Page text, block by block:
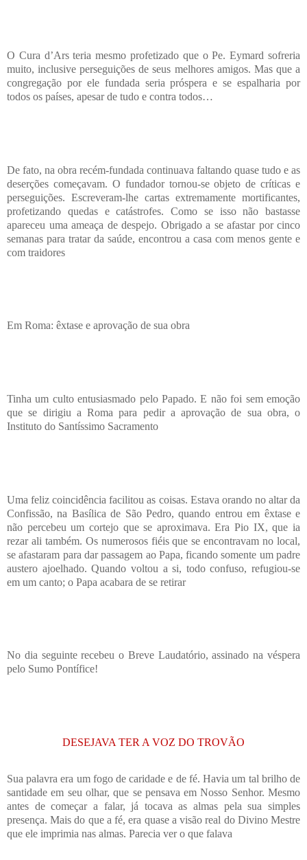
O Cura d’Ars teria mesmo profetizado que o Pe. Eymard sofreria
muito, inclusive perseguições de seus melhores amigos. Mas que a
congregação por ele fundada seria próspera e se espalharia por
todos os países, apesar de tudo e contra todos…
De fato, na obra recém-fundada continuava faltando quase tudo e as
deserções começavam. O fundador tornou-se objeto de críticas e
perseguições. Escreveram-lhe cartas extremamente mortificantes,
profetizando quedas e catástrofes. Como se isso não bastasse
apareceu uma ameaça de despejo. Obrigado a se afastar por cinco
semanas para tratar da saúde, encontrou a casa com menos gente e
com traidores
Em Roma: êxtase e aprovação de sua obra
Tinha um culto entusiasmado pelo Papado. E não foi sem emoção
que se dirigiu a Roma para pedir a aprovação de sua obra, o
Instituto do Santíssimo Sacramento
Uma feliz coincidência facilitou as coisas. Estava orando no altar da
Confissão, na Basílica de São Pedro, quando entrou em êxtase e
não percebeu um cortejo que se aproximava. Era Pio IX, que ia
rezar ali também. Os numerosos fiéis que se encontravam no local,
se afastaram para dar passagem ao Papa, ficando somente um padre
austero ajoelhado. Quando voltou a si, todo confuso, refugiou-se
em um canto; o Papa acabara de se retirar
No dia seguinte recebeu o Breve Laudatório, assinado na véspera
pelo Sumo Pontífice!
DESEJAVA TER A VOZ DO TROVÃO
Sua palavra era um fogo de caridade e de fé. Havia um tal brilho de
santidade em seu olhar, que se pensava em Nosso Senhor. Mesmo
antes de começar a falar, já tocava as almas pela sua simples
presença. Mais do que a fé, era quase a visão real do Divino Mestre
que ele imprimia nas almas. Parecia ver o que falava